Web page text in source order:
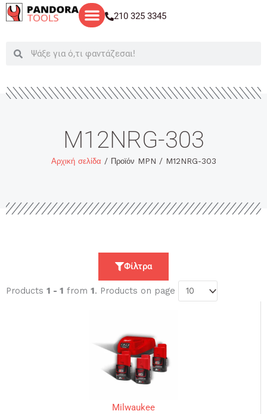
Μετάβαση
στο
210 325 3345
SearchSearch
M12NRG-303
Αρχική σελίδα / Προϊόν MPN / M12NRG-303
Φίλτρα
Products 1 - 1 from 1. Products on page
Milwaukee